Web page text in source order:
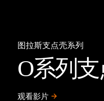
图拉斯支点壳系列
O系列
观看影片